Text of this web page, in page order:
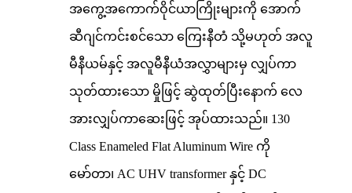
အကွေ့အကောက်ဝိုင်ယာကြိုးများကို အောက်
ဆီဂျင်ကင်းစင်သော ကြေးနီတံ သို့မဟုတ် အလူ
မီနီယမ်နှင့် အလူမီနီယံအလွှာများမှ လျှပ်ကာ
သုတ်ထားသော မှိုဖြင့် ဆွဲထုတ်ပြီးနောက် လေ
အားလျှပ်ကာဆေးဖြင့် အုပ်ထားသည်။ 130
Class Enameled Flat Aluminum Wire ကို
မော်တာ၊ AC UHV transformer နှင့် DC